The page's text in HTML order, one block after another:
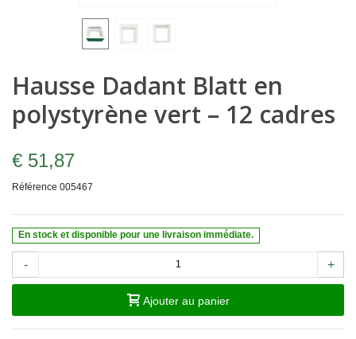
Hausse Dadant Blatt en
polystyrène vert – 12 cadres
€ 51,87
Référence 005467
En stock et disponible pour une livraison immédiate.
- +
Ajouter au panier